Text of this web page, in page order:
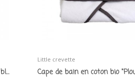
Cape de bain en coton bio "Sardines" bleu orage...
Little crevette